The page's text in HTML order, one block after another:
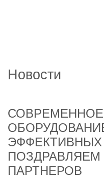
Новости
ЭФФЕКТИВНЫХ
ПАРТНЕРОВ